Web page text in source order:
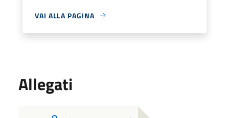
VAI ALLA PAGINA
Allegati